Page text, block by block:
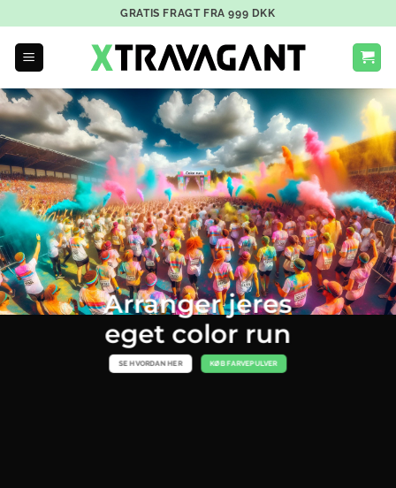
GRATIS FRAGT FRA999 DKK
Arranger jeres
eget color run
SE HVORDAN HER KØB FARVEPULVER